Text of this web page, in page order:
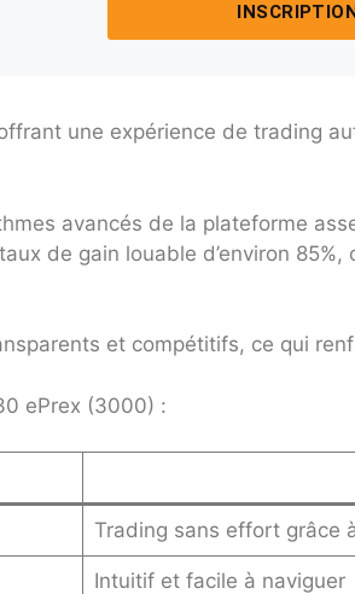
une expérience de trading
avancés de la plateforme
de gain louable d’environ
et compétitifs, ce qui
ePrex (3000) :
Trading sans effort grâce
Intuitif et facile à naviguer